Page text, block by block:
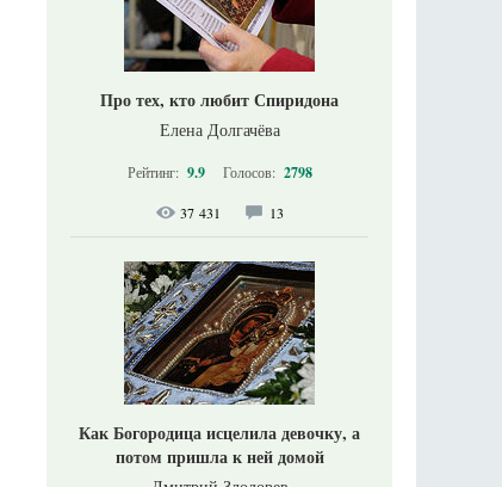
Про тех, кто любит Спиридона
Елена Долгачёва
Рейтинг: 9.9 Голосов: 2798
37 431 13
Как Богородица исцелила девочку, а
потом пришла к ней домой